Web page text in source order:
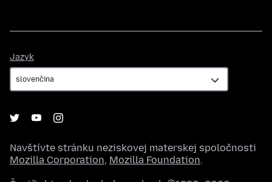
Jazyk
Navštívte stránku neziskovej materskej spoločnosti
Mozilla Corporation, Mozilla Foundation.